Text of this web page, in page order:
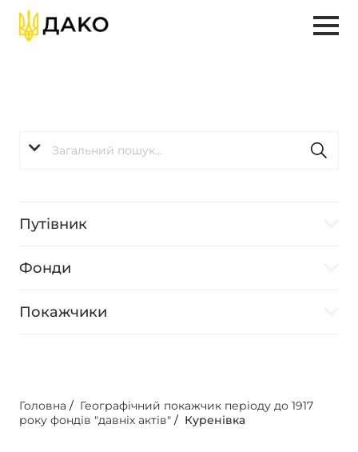
Путівник
Фонди
Покажчики
Головна / Географічний покажчик періоду до 1917
року фондів "давніх актів" / Куренівка